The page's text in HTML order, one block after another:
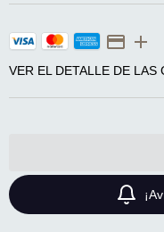
VER EL DETALLE DE LAS